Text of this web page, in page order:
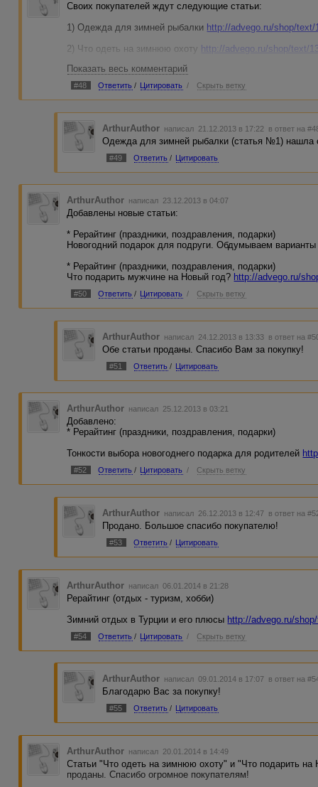
Своих покупателей ждут следующие статьи:
1) Одежда для зимней рыбалки http://advego.ru/shop/text/
2) Что одеть на зимнюю охоту http://advego.ru/shop/text/
3) Как выбрать живую новогоднюю ель
4) Преимущества и особенности выбора искусственной
5) Что подарить на Новый год своей 3-6-летней дочери
Показать весь комментарий
#48 Ответить / Цитировать / Скрыть ветку
ArthurAuthor написал 21.12.2013 в 17:22 в ответ на
Одежда для зимней рыбалки (статья №1) нашла
#49 Ответить / Цитировать
ArthurAuthor написал 23.12.2013 в 04:07
Добавлены новые статьи:
* Рерайтинг (праздники, поздравления, подарки)
Новогодний подарок для подруги. Обдумываем
* Рерайтинг (праздники, поздравления, подарки)
Что подарить мужчине на Новый год? http://advego.ru/
#50 Ответить / Цитировать / Скрыть ветку
ArthurAuthor написал 24.12.2013 в 13:33 в ответ на
Обе статьи проданы. Спасибо Вам за покупку!
#51 Ответить / Цитировать
ArthurAuthor написал 25.12.2013 в 03:21
Добавлено:
* Рерайтинг (праздники, поздравления, подарки)
Тонкости выбора новогоднего подарка для родителей
#52 Ответить / Цитировать / Скрыть ветку
ArthurAuthor написал 26.12.2013 в 12:47 в ответ на
Продано. Большое спасибо покупателю!
#53 Ответить / Цитировать
ArthurAuthor написал 06.01.2014 в 21:28
Рерайтинг (отдых - туризм, хобби)
Зимний отдых в Турции и его плюсы http://advego.ru/
#54 Ответить / Цитировать / Скрыть ветку
ArthurAuthor написал 09.01.2014 в 17:07 в ответ на
Благодарю Вас за покупку!
#55 Ответить / Цитировать
ArthurAuthor написал 20.01.2014 в 14:49
Статьи "Что одеть на зимнюю охоту" и "Что подарить на
проданы. Спасибо огромное покупателям!